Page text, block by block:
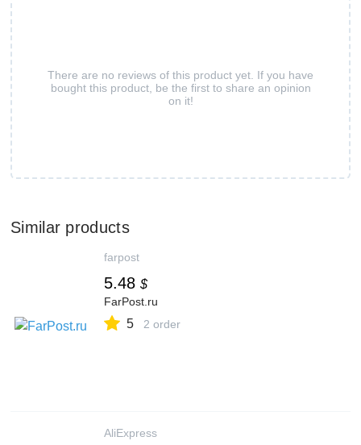
There are no reviews of this product yet. If you have
bought this product, be the first to share an opinion
on it!
Similar products
farpost
5.48 $
FarPost.ru
5 2 order
AliExpress